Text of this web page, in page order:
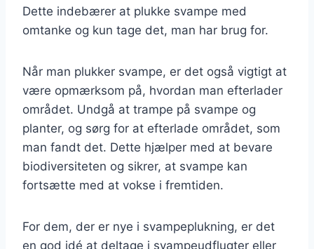
Dette indebærer at plukke svampe med
omtanke og kun tage det, man har brug for.
Når man plukker svampe, er det også vigtigt at
være opmærksom på, hvordan man efterlader
området. Undgå at trampe på svampe og
planter, og sørg for at efterlade området, som
man fandt det. Dette hjælper med at bevare
biodiversiteten og sikrer, at svampe kan
fortsætte med at vokse i fremtiden.
For dem, der er nye i svampeplukning, er det
en god idé at deltage i svampeudflugter eller